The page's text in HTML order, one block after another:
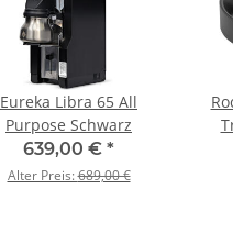
Eureka Libra 65 All
Purpose Schwarz
639,00 € *
Alter Preis:689,00 €